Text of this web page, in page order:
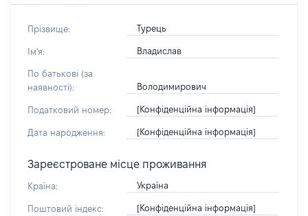
Прізвище: Турець
Ім'я: Владислав
По батькові (за
наявності):
Володимирович
Податковий номер: [Конфіденційна інформація]
Дата народження: [Конфіденційна інформація]
Зареєстроване місце проживання
Країна: Україна
Поштовий індекс: [Конфіденційна інформація]